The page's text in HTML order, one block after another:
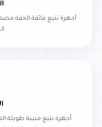
أجهزة تتبع فائقة الخفة
أجهزة تتبع متينة طويلة